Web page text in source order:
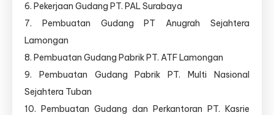
6. Pekerjaan Gudang PT. PAL Surabaya
7. Pembuatan Gudang PT Anugrah Sejahtera
Lamongan
8. Pembuatan Gudang Pabrik PT. ATF Lamongan
9. Pembuatan Gudang Pabrik PT. Multi Nasional
Sejahtera Tuban
10. Pembuatan Gudang dan Perkantoran PT. Kasrie